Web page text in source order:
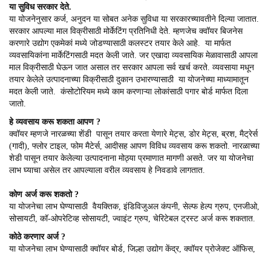
या सुविध सरकार देते.
या योजनेनुसार कर्ज, अनुदन या सोबत अनेक सुविधा या सरकारच्यावतीने दिल्या जातात.
सरकार आपल्या माल विक्रीसाठी मोर्केटिंग प्रतिनिधी देते. म्हणजेच क्वॉयर बिजनेस
करणारे उद्योग एकमेकां मध्ये जोडण्यासाठी कलस्टर तयार केले आहे. या मार्फत
व्यवसायिकांना मार्केटिंगसाठी मदत केली जाते. जर एखादा व्यवसायिक मेळावासाठी आपला
माल विक्रीसाठी घेऊन जात असाल तर सरकार आपला सर्व खर्च करते. व्यवसाया मधून
तयार केलेले उत्पादनाच्या विक्रीसाठी दुकान उभारण्यासाठी या योजनेच्या माध्यामातून
मदत केली जाते. कंसोटोरियम मध्ये काम करणाऱ्या लोकांसाठी पगार बोर्ड मार्फत दिला
जातो.
हे व्यवसाय करू शकता आपण ?
क्वॉयर म्हणजे नारळच्या शेंडी पासून तयार करता येणारे मेट्स, डोर मेट्स, ब्रश, मैट्रेर्स
(गादी), फ्लोर टाइल, फोम मैटेर्स, आदीसह आपण विविध व्यवसाय करू शकतो. नारळाच्या
शेडी पासून तयार केलेल्या उत्पादनाना मोठ्या प्रमाणात मागणी असते. जर या योजनेचा
लाभ घ्याचा असेल तर आपल्याला वरील व्यवसाय हे निवडावे लागतात.
कोण अर्ज करू शकतो ?
या योजनेचा लाभ घेण्यासाठी वैयक्तिक, इंडिविजुअल कंपनी, सेल्फ हेल्प ग्रुप, एनजीओ,
सोसायटी, कॉ-ओपरेटिव्ह सोसायटी, ज्वाइंट ग्रुप, चेरिटेबल ट्रस्ट अर्ज करू शकतात.
कोठे करणार अर्ज ?
या योजनेचा लाभ घेण्यासाठी क्वॉयर बोर्ड, जिल्हा उद्योग केंद्र, क्वॉयर प्रोजेक्ट ऑफिस,